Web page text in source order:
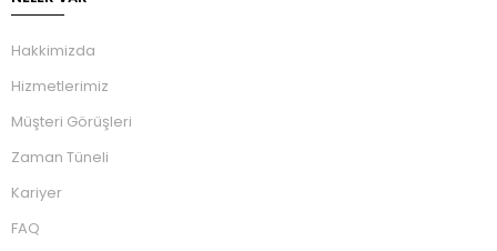
Hakkimizda
Hizmetlerimiz
Müşteri Görüşleri
Zaman Tüneli
Kariyer
FAQ